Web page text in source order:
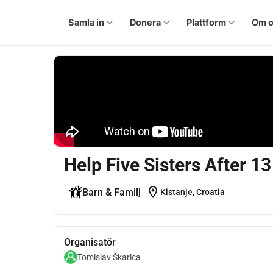
Samla in expand_more Donera expand_more Plattform expand_more Om
Help Five Sisters After
Barn & Familj location_on Kistanje, Croatia
Organisatör
Tomislav Škarica